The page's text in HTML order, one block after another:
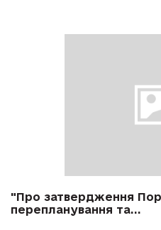
"Про затвердження
перепланування та...